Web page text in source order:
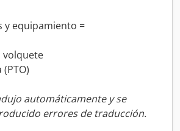
y equipamiento =
volquete
automáticamente y se
errores de traducción.